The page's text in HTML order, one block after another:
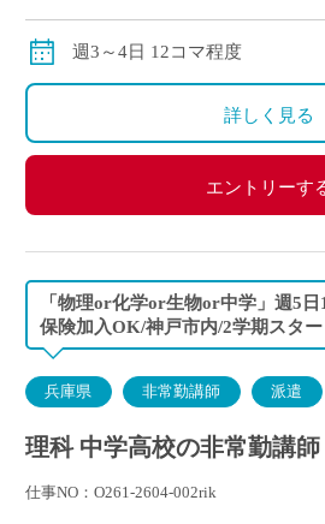
※ご勤務スタート時期によっ
週3～4日 12コマ程度
詳しく見る
エントリーす
「物理or化学or生物or中学」週5
保険加入OK/神戸市内/2学期スター
兵庫県 非常勤講師 派遣
理科 中学高校の非常勤講師
仕事NO：O261-2604-002rik